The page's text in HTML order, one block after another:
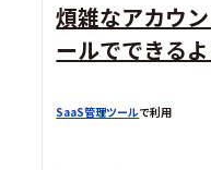
煩雑なアカウ
ールでできるよ
SaaS管理ツールで利用